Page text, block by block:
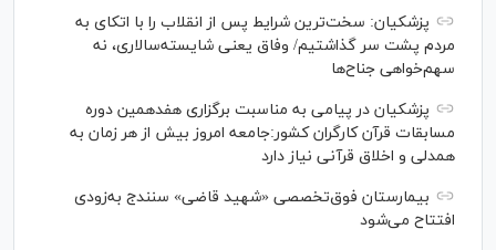
پزشکیان: سخت‌ترین شرایط پس از انقلاب را با اتکای به
مردم پشت سر گذاشتیم/ وفاق یعنی شایسته‌سالاری، نه
سهم‌خواهی جناح‌ها
پزشکیان در پیامی به مناسبت برگزاری هفدهمین دوره
مسابقات قرآن کارگران کشور:جامعه امروز بیش از هر زمان به
همدلی و اخلاق قرآنی نیاز دارد
بیمارستان فوق‌تخصصی «شهید قاضی» سنندج به‌زودی
افتتاح می‌شود